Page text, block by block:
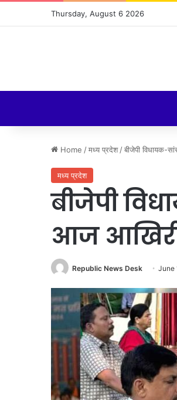
Thursday, August 6 2026
Home /मध्य प्रदेश /बीजेपी विधायक-
मध्य प्रदेश
बीजेपी
आज
Republic News Desk June